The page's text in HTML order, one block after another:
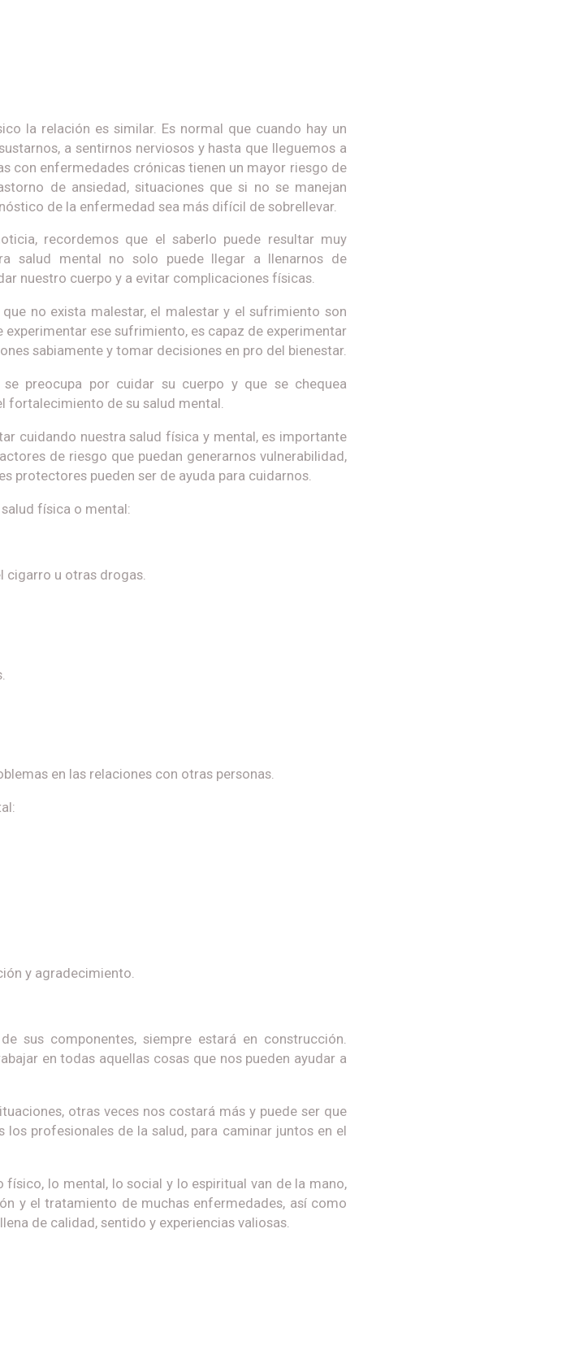
la relación es similar. Es normal que cuando hay un
a sentirnos nerviosos y hasta que lleguemos a
con enfermedades crónicas tienen un mayor riesgo de
de ansiedad, situaciones que si no se manejan
de la enfermedad sea más difícil de sobrellevar.
recordemos que el saberlo puede resultar muy
salud mental no solo puede llegar a llenarnos de
nuestro cuerpo y a evitar complicaciones físicas.
no exista malestar, el malestar y el sufrimiento son
experimentar ese sufrimiento, es capaz de experimentar
sabiamente y tomar decisiones en pro del bienestar.
preocupa por cuidar su cuerpo y que se chequea
fortalecimiento de su salud mental.
cuidando nuestra salud física y mental, es importante
de riesgo que puedan generarnos vulnerabilidad,
protectores pueden ser de ayuda para cuidarnos.
física o mental:
cigarro u otras drogas.
en las relaciones con otras personas.
y agradecimiento.
sus componentes, siempre estará en construcción.
en todas aquellas cosas que nos pueden ayudar a
otras veces nos costará más y puede ser que
los profesionales de la salud, para caminar juntos en el
lo mental, lo social y lo espiritual van de la mano,
y el tratamiento de muchas enfermedades, así como
de calidad, sentido y experiencias valiosas.